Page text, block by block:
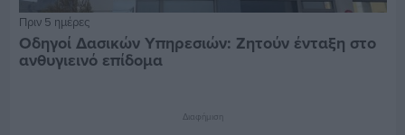
Πριν 5 ημέρες
Οδηγοί Δασικών Υπηρεσιών: Ζητούν ένταξη στο
ανθυγιεινό επίδομα
Διαφήμιση